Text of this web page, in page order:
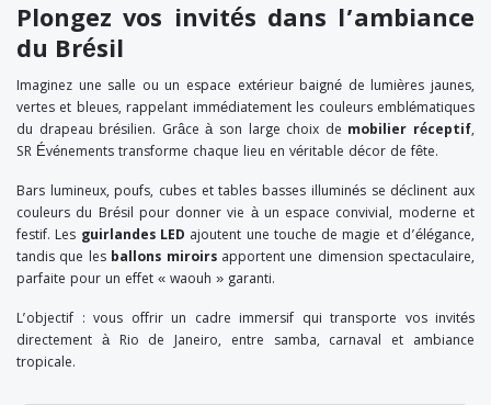
Plongez vos invités dans l’ambiance
du Brésil
Imaginez une salle ou un espace extérieur baigné de lumières jaunes,
vertes et bleues, rappelant immédiatement les couleurs emblématiques
du drapeau brésilien. Grâce à son large choix de mobilier réceptif,
SR Événements transforme chaque lieu en véritable décor de fête.
Bars lumineux, poufs, cubes et tables basses illuminés se déclinent aux
couleurs du Brésil pour donner vie à un espace convivial, moderne et
festif. Les guirlandes LED ajoutent une touche de magie et d’élégance,
tandis que les ballons miroirsapportent une dimension spectaculaire,
parfaite pour un effet « waouh » garanti.
L’objectif : vous offrir un cadre immersif qui transporte vos invités
directement à Rio de Janeiro, entre samba, carnaval et ambiance
tropicale.